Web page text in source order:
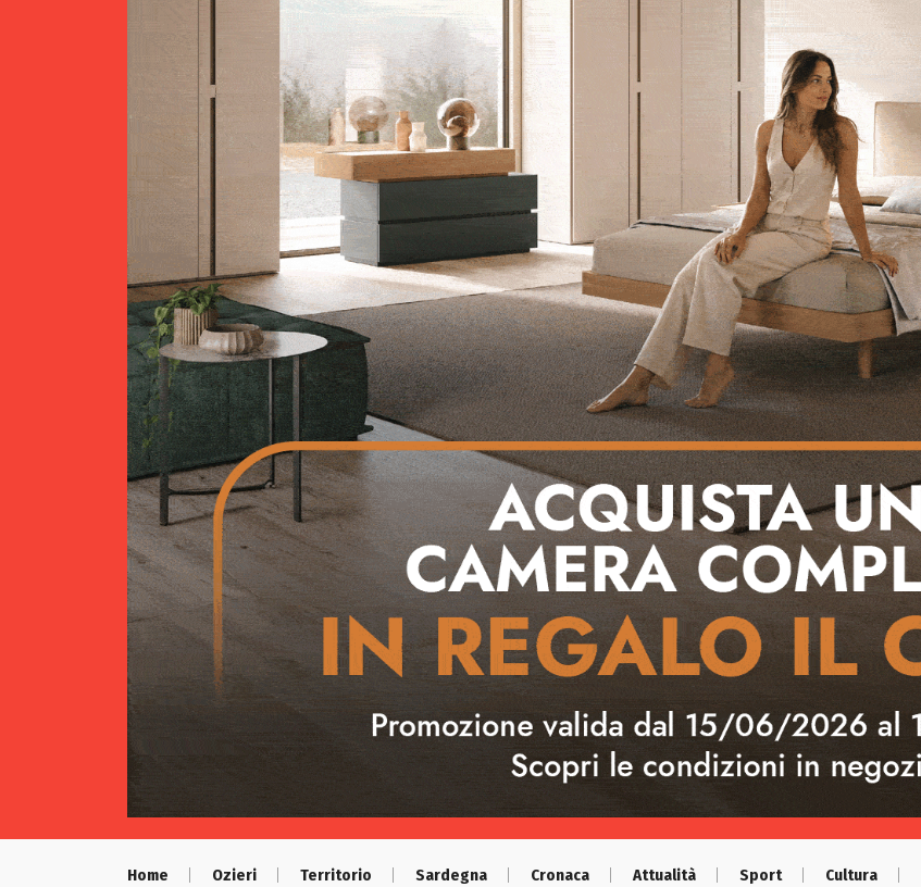
Home Ozieri Territorio Sardegna Cronaca Attualità Sport Cultura